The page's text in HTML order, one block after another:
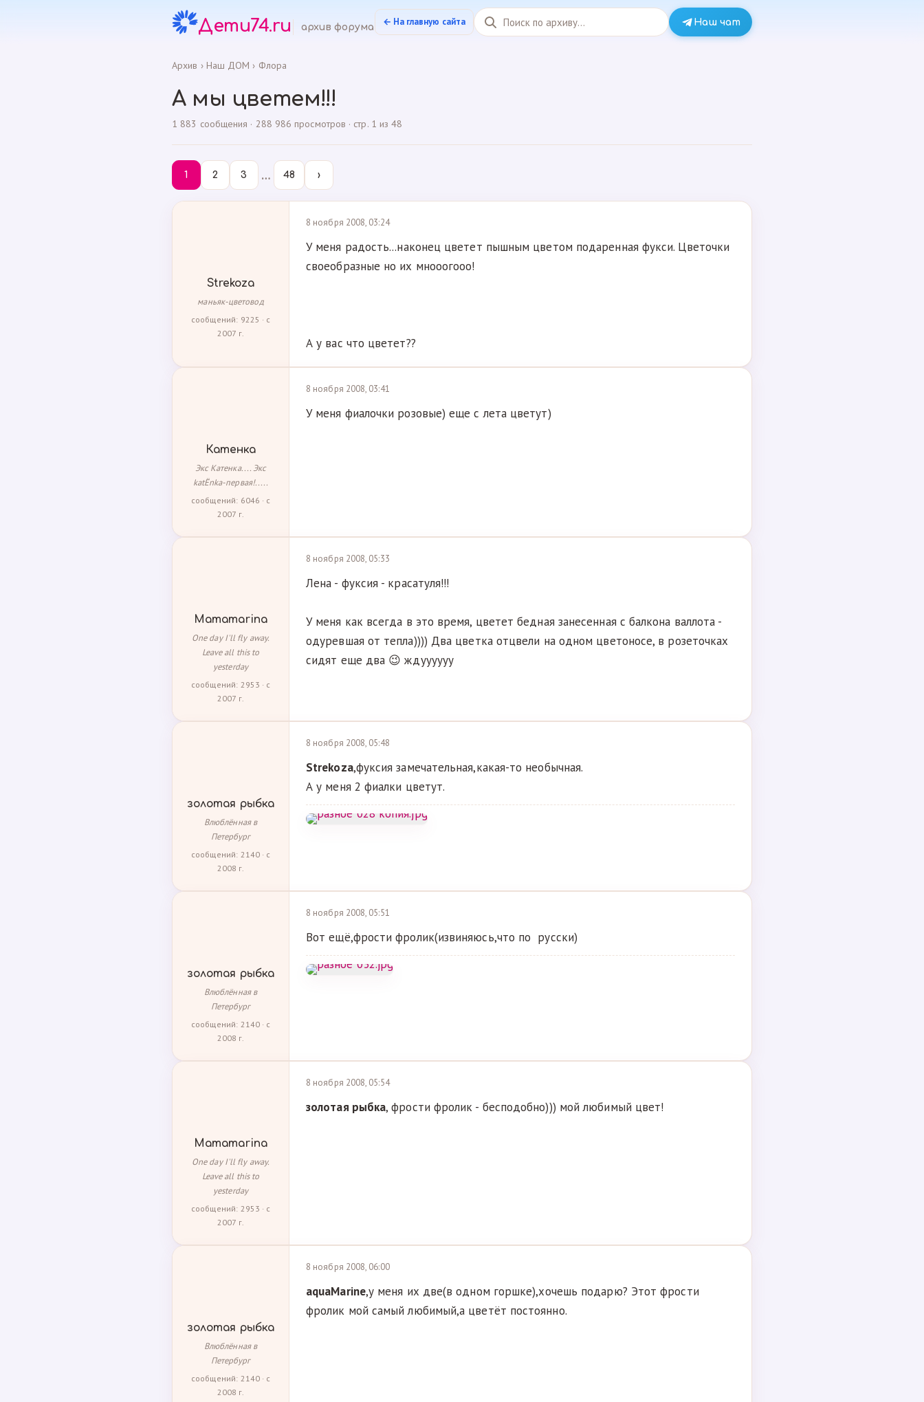
Дети74.ru архив форума ← На главную сайта Наш чат
Архив › Наш ДОМ › Флора
А мы цветем!!!
1 883 сообщения · 288 986 просмотров · стр. 1 из 48
1 2 3 … 48 ›
Strekoza
маньяк-цветовод
сообщений: 9225 · с
2007 г.
8 ноября 2008, 03:24
У меня радость...наконец цветет пышным цветом подаренная фукси. Цветочки
своеобразные но их мнооогооо!
А у вас что цветет??
Катенка
Экс Катенка.... Экс
katЁnka-первая!.....
сообщений: 6046 · с
2007 г.
8 ноября 2008, 03:41
У меня фиалочки розовые) еще с лета цветут)
Mamamarina
One day I'll fly away.
Leave all this to
yesterday
сообщений: 2953 · с
2007 г.
8 ноября 2008, 05:33
Лена - фуксия - красатуля!!!
У меня как всегда в это время, цветет бедная занесенная с балкона валлота -
одуревшая от тепла)))) Два цветка отцвели на одном цветоносе, в розеточках
сидят еще два 😉 ждуууууу
золотая рыбка
Влюблённая в
Петербург
сообщений: 2140 · с
2008 г.
8 ноября 2008, 05:48
Strekoza,фуксия замечательная,какая-то необычная.
А у меня 2 фиалки цветут.
золотая рыбка
Влюблённая в
Петербург
сообщений: 2140 · с
2008 г.
8 ноября 2008, 05:51
Вот ещё,фрости фролик(извиняюсь,что по русски)
Mamamarina
One day I'll fly away.
Leave all this to
yesterday
сообщений: 2953 · с
2007 г.
8 ноября 2008, 05:54
золотая рыбка, фрости фролик - бесподобно))) мой любимый цвет!
золотая рыбка
Влюблённая в
Петербург
сообщений: 2140 · с
2008 г.
8 ноября 2008, 06:00
aquaMarine,у меня их две(в одном горшке),хочешь подарю? Этот фрости
фролик мой самый любимый,а цветёт постоянно.